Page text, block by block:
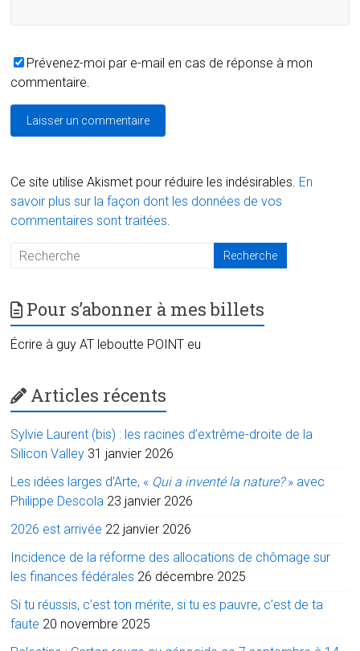
Prévenez-moi par e-mail en cas de réponse à mon
commentaire.
Ce site utilise Akismet pour réduire les indésirables. En
savoir plus sur la façon dont les données de vos
commentaires sont traitées.
Pour s’abonner à mes billets
Écrire à guy AT leboutte POINT eu
Articles récents
Sylvie Laurent (bis) : les racines d’extrême-droite de la
Silicon Valley 31 janvier 2026
Les idées larges d’Arte, « Qui a inventé la nature?» avec
Philippe Descola 23 janvier 2026
2026 est arrivée 22 janvier 2026
Incidence de la réforme des allocations de chômage sur
les finances fédérales 26 décembre 2025
Si tu réussis, c’est ton mérite, si tu es pauvre, c’est de ta
faute 20 novembre 2025